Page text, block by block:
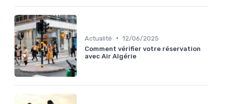
Actualité • 12/06/2025
Comment vérifier votre réservation
avec Air Algérie